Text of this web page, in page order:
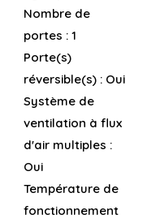
Nombre de
portes : 1
Porte(s)
réversible(s) : Oui
Système de
ventilation à flux
d'air multiples :
Oui
Température de
fonctionnement